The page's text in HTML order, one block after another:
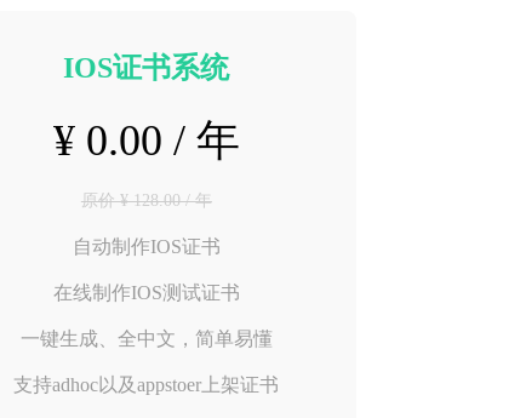
IOS证书系统
¥ 0.00 / 年
原价 ¥ 128.00 / 年
自动制作IOS证书
在线制作IOS测试证书
一键生成、全中文，简单易懂
支持adhoc以及appstoer上架证书